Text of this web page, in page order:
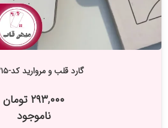
گارد قلب و مروارید کد-۱۲۳۳۱۵
۲۹۳,۰۰۰ تومان
ناموجود